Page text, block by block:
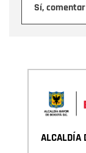
Sí,
ALCALDÍA